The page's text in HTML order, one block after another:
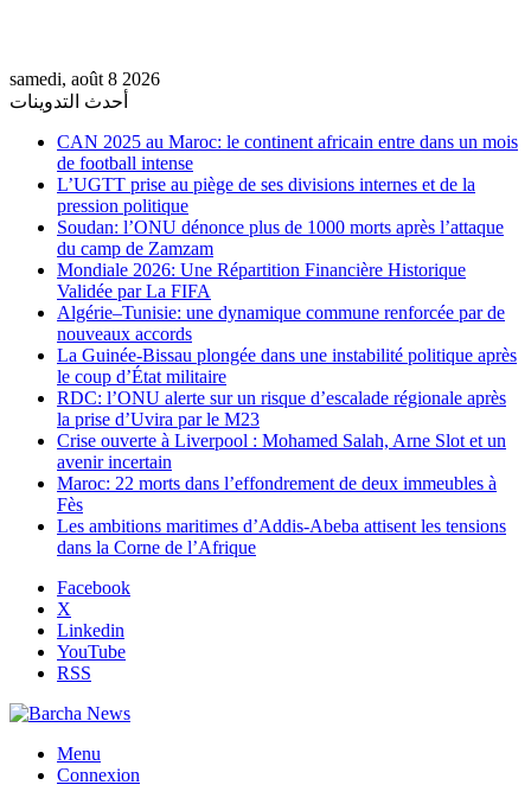
samedi, août 8 2026
أحدث التدوينات
CAN 2025 au Maroc: le continent africain entre dans un mois
de football intense
L’UGTT prise au piège de ses divisions internes et de la
pression politique
Soudan: l’ONU dénonce plus de 1000 morts après l’attaque
du camp de Zamzam
Mondiale 2026: Une Répartition Financière Historique
Validée par La FIFA
Algérie–Tunisie: une dynamique commune renforcée par de
nouveaux accords
La Guinée-Bissau plongée dans une instabilité politique après
le coup d’État militaire
RDC: l’ONU alerte sur un risque d’escalade régionale après
la prise d’Uvira par le M23
Crise ouverte à Liverpool : Mohamed Salah, Arne Slot et un
avenir incertain
Maroc: 22 morts dans l’effondrement de deux immeubles à
Fès
Les ambitions maritimes d’Addis-Abeba attisent les tensions
dans la Corne de l’Afrique
Facebook
X
Linkedin
YouTube
RSS
Menu
Connexion